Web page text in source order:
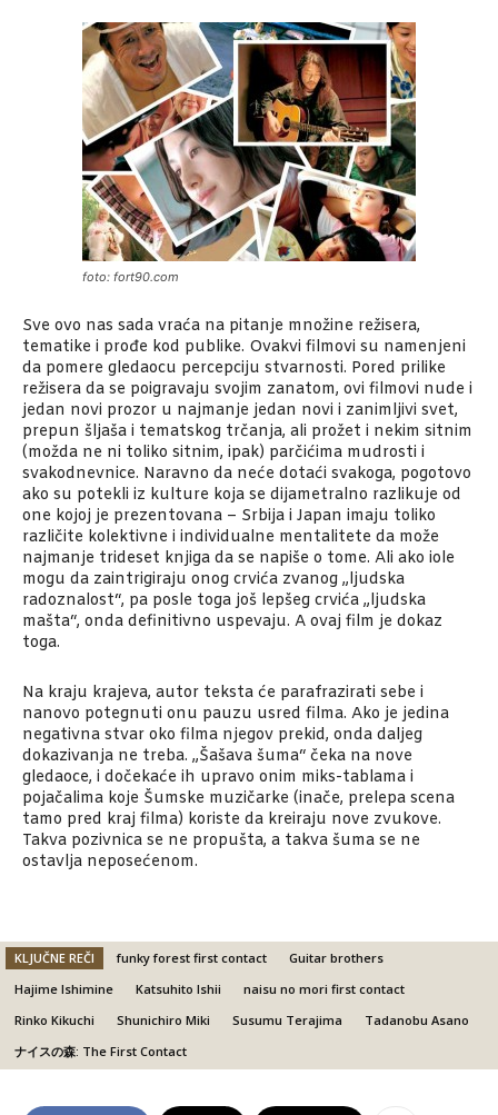
foto: fort90.com
Sve ovo nas sada vraća na pitanje množine režisera,
tematike i prođe kod publike. Ovakvi filmovi su namenjeni
da pomere gledaocu percepciju stvarnosti. Pored prilike
režisera da se poigravaju svojim zanatom, ovi filmovi nude i
jedan novi prozor u najmanje jedan novi i zanimljivi svet,
prepun šljaša i tematskog trčanja, ali prožet i nekim sitnim
(možda ne ni toliko sitnim, ipak) parčićima mudrosti i
svakodnevnice. Naravno da neće dotaći svakoga, pogotovo
ako su potekli iz kulture koja se dijametralno razlikuje od
one kojoj je prezentovana – Srbija i Japan imaju toliko
različite kolektivne i individualne mentalitete da može
najmanje trideset knjiga da se napiše o tome. Ali ako iole
mogu da zaintrigiraju onog crvića zvanog „ljudska
radoznalost“, pa posle toga još lepšeg crvića „ljudska
mašta“, onda definitivno uspevaju. A ovaj film je dokaz
toga.
Na kraju krajeva, autor teksta će parafrazirati sebe i
nanovo potegnuti onu pauzu usred filma. Ako je jedina
negativna stvar oko filma njegov prekid, onda daljeg
dokazivanja ne treba. „Šašava šuma“ čeka na nove
gledaoce, i dočekaće ih upravo onim miks-tablama i
pojačalima koje Šumske muzičarke (inače, prelepa scena
tamo pred kraj filma) koriste da kreiraju nove zvukove.
Takva pozivnica se ne propušta, a takva šuma se ne
ostavlja neposećenom.
KLJUČNE REČI funky forest first contact
Guitar brothers
Hajime Ishimine
Katsuhito Ishii
naisu no mori first contact
Rinko Kikuchi
Shunichiro Miki Susumu Terajima
Tadanobu Asano
ナイスの森: The First Contact